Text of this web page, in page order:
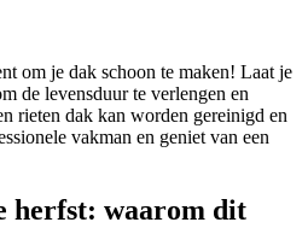
om je dak schoon te maken! Laat je
de levensduur te verlengen en
rieten dak kan worden gereinigd en
vakman en geniet van een
herfst: waarom dit